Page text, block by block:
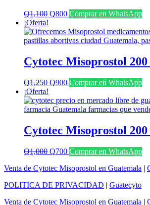
Q1,100 El
original
era:
Q800El
actual
es:
Comprar en WhatsApp
¡Oferta!
Cytotec Misoprostol
Q1,250 El
original
era:
Q900El
actual
es:
Comprar en WhatsApp
¡Oferta!
Cytotec Misoprostol
Q1,000 El
original
Q1,000.
Q700El
actual
Q700.
Comprar en WhatsApp
Venta de Cytotec Misoprostol en Guatemala |
POLITICA DE PRIVACIDAD | Guatecyto
Venta de Cytotec Misoprostol en Guatemala |